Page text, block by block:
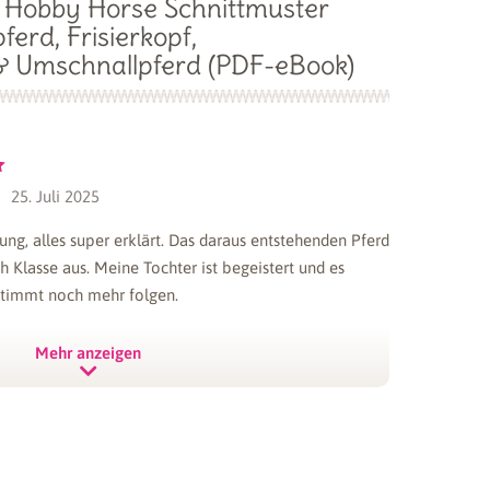
von Augen & Nüstern und zum Schattieren
am Maul zu bemalen. Hinweis: Die
Tests nach besser auf unserem kullaloo
Hobby-Horse-Variante:
Hobby Horse Schnittmuster
Frisierkopf,
(PDF-eBook)
25. Juli 2025
alles super erklärt. Das daraus entstehenden Pferd
Klasse aus. Meine Tochter ist begeistert und es
noch mehr folgen.
Mehr anzeigen